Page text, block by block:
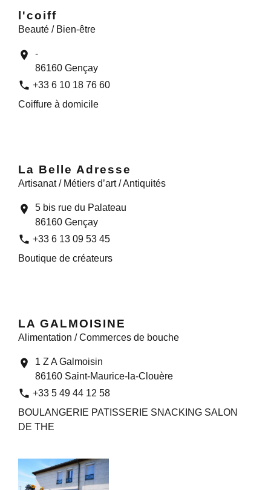
l'coiff
Beauté / Bien-être
location_on
-
86160 Gençay
phone +33 6 10 18 76 60
Coiffure à domicile
La Belle Adresse
Artisanat / Métiers d’art / Antiquités
location_on
5 bis rue du Palateau
86160 Gençay
phone +33 6 13 09 53 45
Boutique de créateurs
LA GALMOISINE
Alimentation / Commerces de bouche
location_on
1 Z A Galmoisin
86160 Saint-Maurice-la-Clouère
phone +33 5 49 44 12 58
BOULANGERIE PATISSERIE SNACKING SALON
DE THE